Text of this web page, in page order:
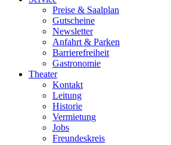
Preise & Saalplan
Gutscheine
Newsletter
Anfahrt & Parken
Barrierefreiheit
Gastronomie
Theater
Kontakt
Leitung
Historie
Vermietung
Jobs
Freundeskreis